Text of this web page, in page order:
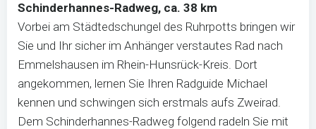
Schinderhannes-Radweg, ca. 38 km
Vorbei am Städtedschungel des Ruhrpotts bringen wir
Sie und Ihr sicher im Anhänger verstautes Rad nach
Emmelshausen im Rhein-Hunsrück-Kreis. Dort
angekommen, lernen Sie Ihren Radguide Michael
kennen und schwingen sich erstmals aufs Zweirad.
Dem Schinderhannes-Radweg folgend radeln Sie mit